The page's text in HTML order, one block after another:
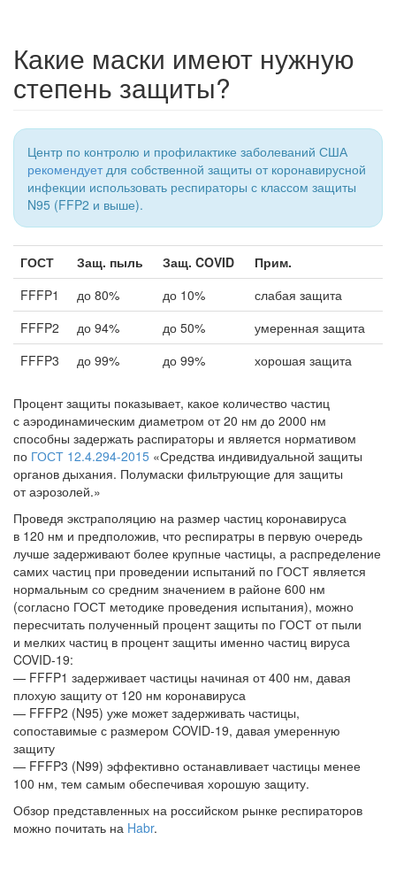
Какие маски имеют нужную
степень защиты?
Центр по контролю и профилактике заболеваний США
рекомендуетдля собственной защиты от коронавирусной
инфекции использовать респираторы с классом защиты
N95 (FFP2 и выше).
ГОСТ Защ. пыль Защ. COVID
Прим.
FFFP1
до 80% до 10%
слабая защита
FFFP2
до 94% до 50%
умеренная защита
FFFP3
до 99% до 99% хорошая защита
Процент защиты показывает, какое количество частиц
с аэродинамическим диаметром от 20 нм до 2000 нм
способны задержать распираторы и является нормативом
по ГОСТ 12.4.294-2015 «Средства индивидуальной защиты
органов дыхания. Полумаски фильтрующие для защиты
от аэрозолей.»
Проведя экстраполяцию на размер частиц коронавируса
в 120 нм и предположив, что респиратры в первую очередь
лучше задерживают более крупные частицы, а распределение
самих частиц при проведении испытаний по ГОСТ является
нормальным со средним значением в районе 600 нм
(согласно ГОСТ методике проведения испытания), можно
пересчитать полученный процент защиты по ГОСТ от пыли
и мелких частиц в процент защиты именно частиц вируса
COVID-19:
— FFFP1 задерживает частицы начиная от 400 нм, давая
плохую защиту от 120 нм коронавируса
— FFFP2 (N95) уже может задерживать частицы,
сопоставимые с размером COVID-19, давая умеренную
защиту
— FFFP3 (N99) эффективно останавливает частицы менее
100 нм, тем самым обеспечивая хорошую защиту.
Обзор представленных на российском рынке респираторов
можно почитать на Habr.